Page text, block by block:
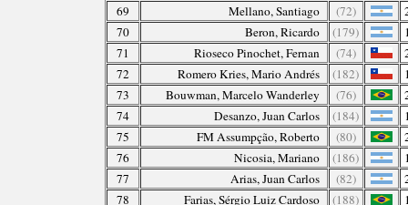
69
Mellano, Santiago (72)
70
Beron, Ricardo (179)
71
Rioseco Pinochet, Fernan (74)
72
Romero Kries, Mario Andrés (182)
73
Bouwman, Marcelo Wanderley (76)
74
Desanzo, Juan Carlos (184)
75
FM Assumpção, Roberto (80)
76
Nicosia, Mariano (186)
77
Arias, Juan Carlos (82)
78
Farias, Sérgio Luiz Cardoso (188)